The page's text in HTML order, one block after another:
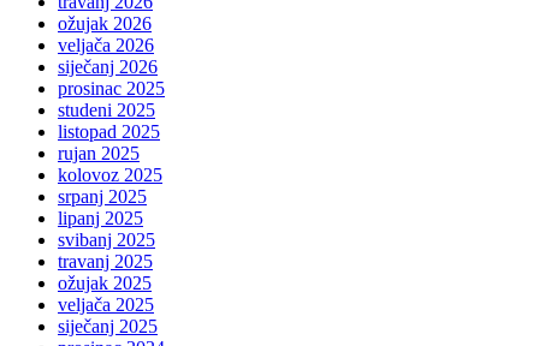
ožujak 2026
veljača 2026
siječanj 2026
prosinac 2025
studeni 2025
listopad 2025
rujan 2025
kolovoz 2025
srpanj 2025
lipanj 2025
svibanj 2025
travanj 2025
ožujak 2025
veljača 2025
siječanj 2025